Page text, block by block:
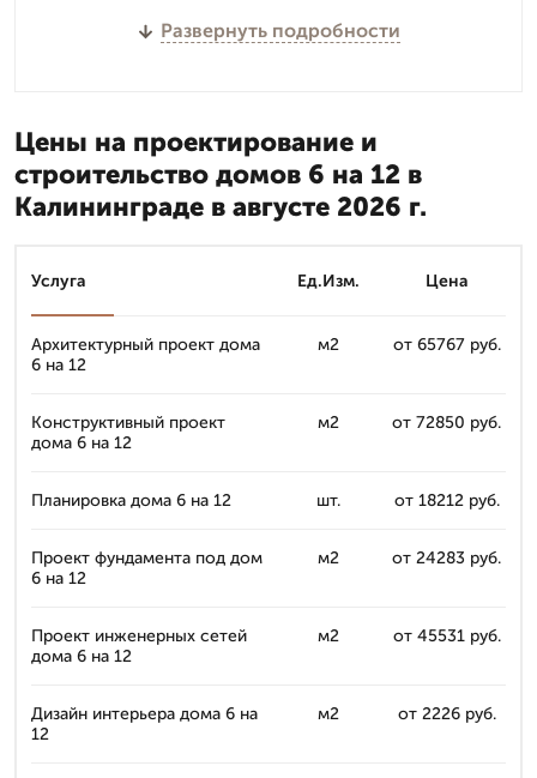
Развернуть подробности
Цены на проектирование и
строительство домов 6 на 12 в
Калининграде в августе 2026 г.
Услуга Ед.Изм. Цена
Архитектурный проект дома
6 на 12
м2 от 65767 руб.
Конструктивный проект
дома 6 на 12
м2 от 72850 руб.
Планировка дома 6 на 12 шт. от 18212 руб.
Проект фундамента под дом
6 на 12
м2 от 24283 руб.
Проект инженерных сетей
дома 6 на 12
м2 от 45531 руб.
Дизайн интерьера дома 6 на
12
м2 от 2226 руб.